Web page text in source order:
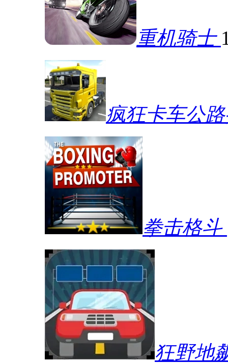
重机骑士
疯狂卡车公
拳击格斗
狂野地